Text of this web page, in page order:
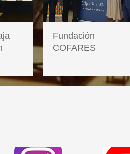
Fundación
COFARES